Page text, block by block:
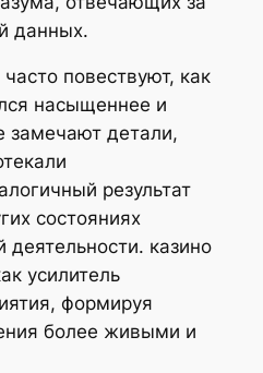
данных.
повествуют, как
насыщеннее и
замечают детали,
результат
состояниях
казино
усилитель
формируя
более живыми и